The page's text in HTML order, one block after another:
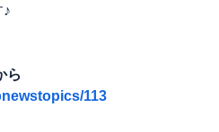
ら
113